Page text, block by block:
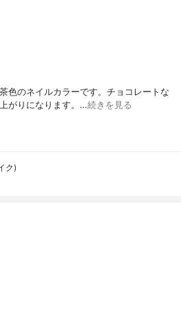
色のネイルカラーです。チョコレートな
がりになります。…続きを見る
ク)